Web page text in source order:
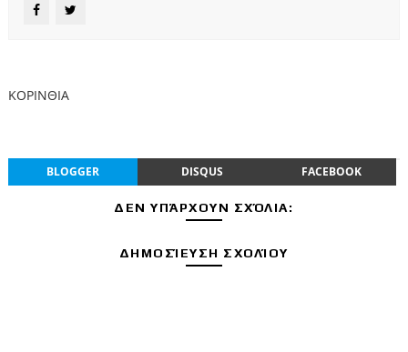
ΚΟΡΙΝΘΙΑ
BLOGGER DISQUS FACEBOOK
ΔΕΝ ΥΠΆΡΧΟΥΝ ΣΧΌΛΙΑ:
ΔΗΜΟΣΊΕΥΣΗ ΣΧΟΛΊΟΥ